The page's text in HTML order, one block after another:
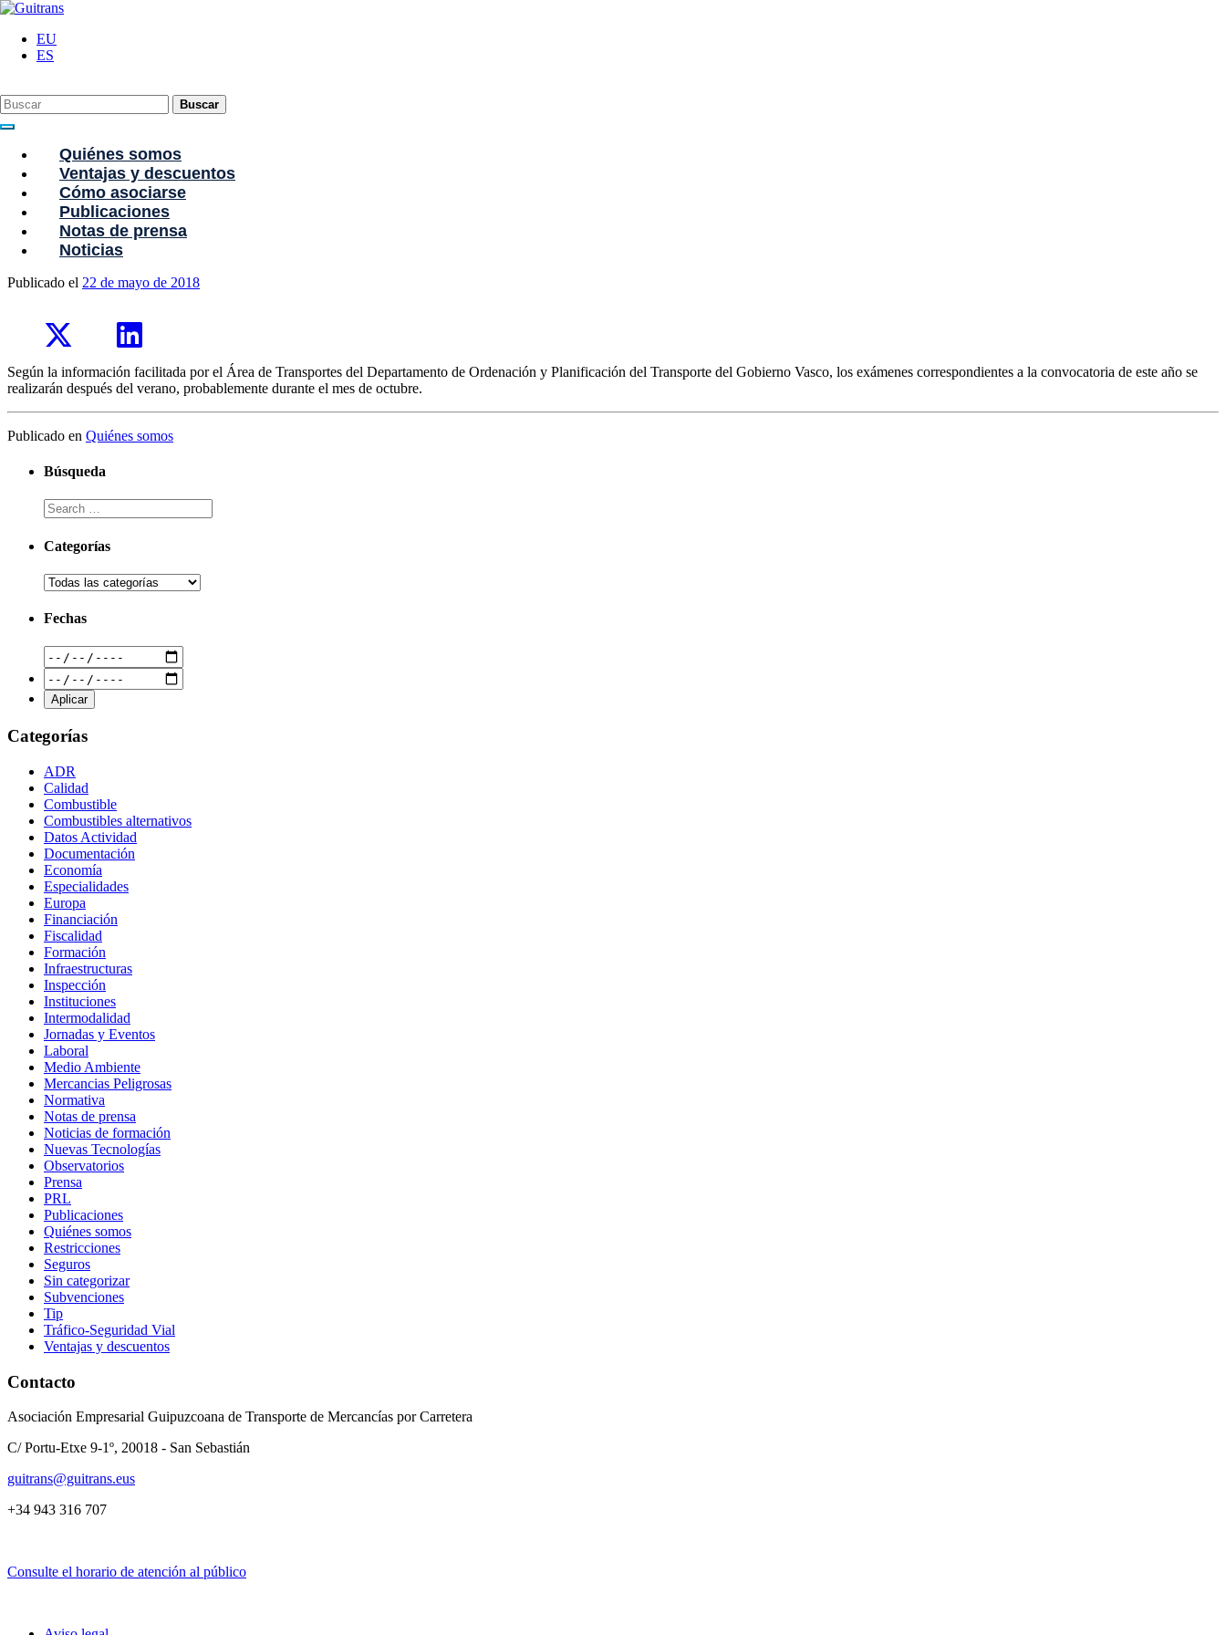
Continuar al contenido principal
C/ Portu-Etxe 9-1º, 20018-San Sebastián
EU
ES
Buscar
Quiénes somos
Ventajas y descuentos
Cómo asociarse
Publicaciones
Notas de prensa
Noticias
Exámenes Competencia Profesional en la CAV año 2018
Publicado el 22 de mayo de 2018
Según la información facilitada por el Área de Transportes del Departamento de Ordenación y Planificación del Transporte del Gobierno Vasco, los exámenes correspondientes a la convocatoria de este año se
realizarán después del verano, probablemente durante el mes de octubre.
Publicado en Quiénes somos
Búsqueda
Categorías
Fechas
Categorías
ADR
Calidad
Combustible
Combustibles alternativos
Datos Actividad
Documentación
Economía
Especialidades
Europa
Financiación
Fiscalidad
Formación
Infraestructuras
Inspección
Instituciones
Intermodalidad
Jornadas y Eventos
Laboral
Medio Ambiente
Mercancias Peligrosas
Normativa
Notas de prensa
Noticias de formación
Nuevas Tecnologías
Observatorios
Prensa
PRL
Publicaciones
Quiénes somos
Restricciones
Seguros
Sin categorizar
Subvenciones
Tip
Tráfico-Seguridad Vial
Ventajas y descuentos
Contacto
Asociación Empresarial Guipuzcoana de Transporte de Mercancías por Carretera
C/ Portu-Etxe 9-1º, 20018 - San Sebastián
guitrans@guitrans.eus
+34 943 316 707
Consulte el horario de atención al público